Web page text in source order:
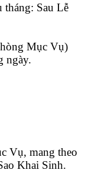
tháng: Sau Lễ
Mục Vụ)
ngày.
Vụ, mang theo
Khai Sinh.